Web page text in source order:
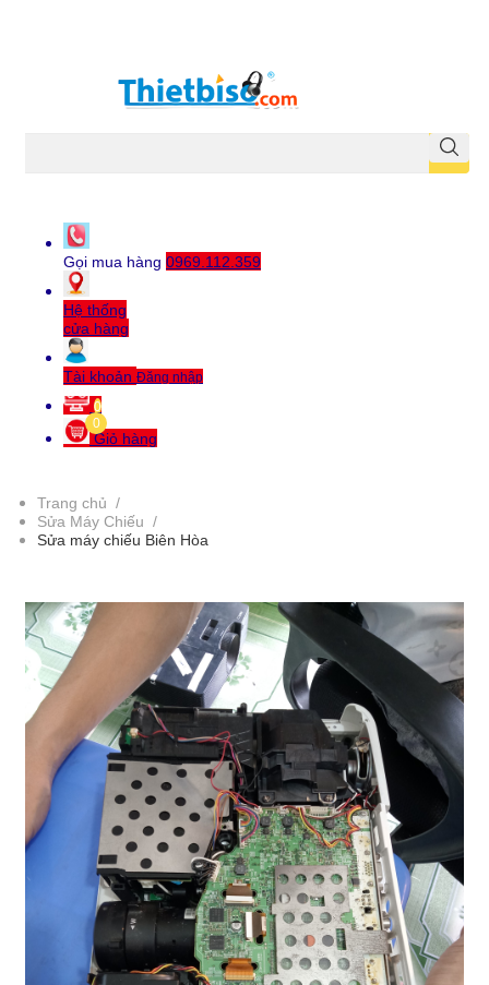
Gọi mua hàng 0969.112.359
Hệ thống
cửa hàng
Tài khoản Đăng nhập
0
Giỏ hàng
0
Trang chủ /
Sửa Máy Chiếu /
Sửa máy chiếu Biên Hòa